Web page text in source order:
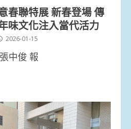
春聯特展 新春登場 傳
味文化注入當代活力
2026-01-15
中俊 報